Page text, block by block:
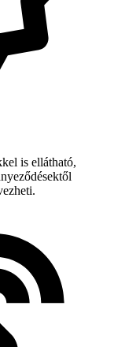
is ellátható,